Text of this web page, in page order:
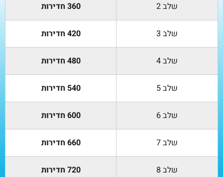
שלב 2 360 חדירות
שלב 3 420 חדירות
שלב 4 480 חדירות
שלב 5 540 חדירות
שלב 6 600 חדירות
שלב 7 660 חדירות
שלב 8 720 חדירות